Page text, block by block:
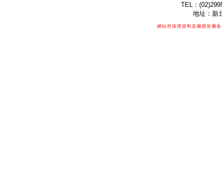
TEL：
地址：新
網站所採用資料及圖檔皆屬